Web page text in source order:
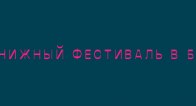
ФЕСТИВАЛЬ В